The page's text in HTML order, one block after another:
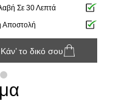
Σε 30 Λεπτά
Αποστολή
Κάν’ το δικό σου